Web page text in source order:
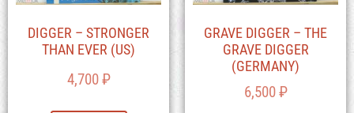
DIGGER – STRONGER
THAN EVER (US)
4,700₽
GRAVE DIGGER – THE
GRAVE DIGGER
(GERMANY)
6,500₽